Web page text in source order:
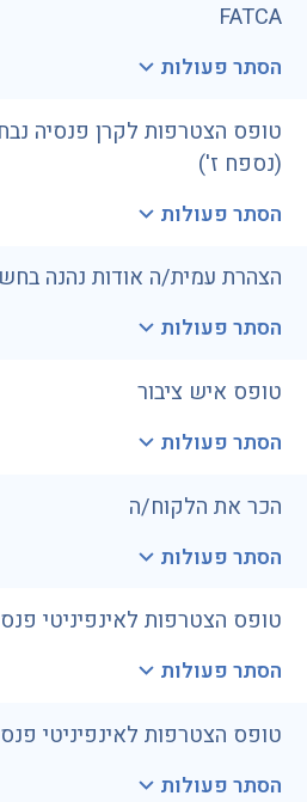
FATCA
הסתר פעולות
טופס הצטרפות לקרן פנסיה
(נספח ז')
הסתר פעולות
הצהרת עמית/ה אודות נהנה
הסתר פעולות
טופס איש ציבור
הסתר פעולות
הכר את הלקוח/ה
הסתר פעולות
טופס הצטרפות לאינפיניטי
הסתר פעולות
טופס הצטרפות לאינפיניטי
הסתר פעולות